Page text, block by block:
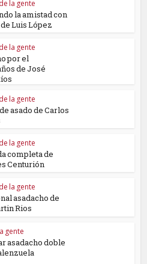
la gente
la amistad con
Luis López
la gente
por el
de José
la gente
asado de Carlos
la gente
completa de
Centurión
la gente
asadacho de
Rios
gente
asadacho doble